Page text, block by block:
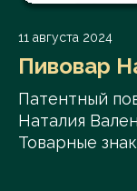
11 августа 2024
Пивовар
Патентный
Наталия
Товарные